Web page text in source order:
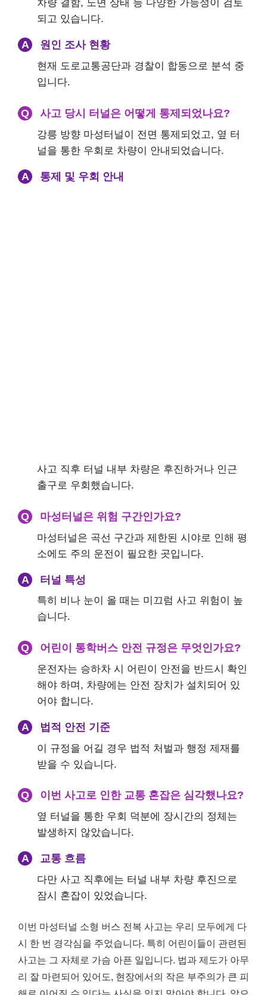
차량 결함, 노면 상태 등 다양한 가능성이 검토
되고 있습니다.
A 원인 조사 현황
현재 도로교통공단과 경찰이 합동으로 분석 중
입니다.
Q 사고 당시 터널은 어떻게 통제되었나요?
강릉 방향 마성터널이 전면 통제되었고, 옆 터
널을 통한 우회로 차량이 안내되었습니다.
A 통제 및 우회 안내
사고 직후 터널 내부 차량은 후진하거나 인근
출구로 우회했습니다.
Q 마성터널은 위험 구간인가요?
마성터널은 곡선 구간과 제한된 시야로 인해 평
소에도 주의 운전이 필요한 곳입니다.
A 터널 특성
특히 비나 눈이 올 때는 미끄럼 사고 위험이 높
습니다.
Q 어린이 통학버스 안전 규정은 무엇인가요?
운전자는 승하차 시 어린이 안전을 반드시 확인
해야 하며, 차량에는 안전 장치가 설치되어 있
어야 합니다.
A 법적 안전 기준
이 규정을 어길 경우 법적 처벌과 행정 제재를
받을 수 있습니다.
Q 이번 사고로 인한 교통 혼잡은 심각했나요?
옆 터널을 통한 우회 덕분에 장시간의 정체는
발생하지 않았습니다.
A 교통 흐름
다만 사고 직후에는 터널 내부 차량 후진으로
잠시 혼잡이 있었습니다.
이번 마성터널 소형 버스 전복 사고는 우리 모두에게 다
시 한 번 경각심을 주었습니다. 특히 어린이들이 관련된
사고는 그 자체로 가슴 아픈 일입니다. 법과 제도가 아무
리 잘 마련되어 있어도, 현장에서의 작은 부주의가 큰 피